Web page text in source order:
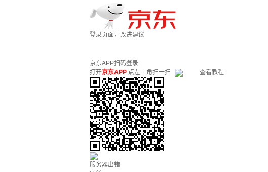
登录页面，改进建议
京东APP扫码登录
打开京东APP 点左上角扫一扫 查看教程
服务器出错